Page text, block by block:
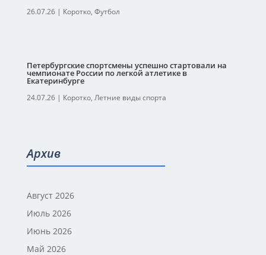
26.07.26| Коротко, Футбол
Петербургские спортсмены успешно стартовали на
чемпионате России по легкой атлетике в
Екатеринбурге
24.07.26| Коротко, Летние виды спорта
Архив
Август 2026
Июль 2026
Июнь 2026
Май 2026